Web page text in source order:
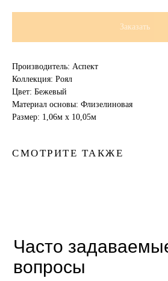
Заказать
Производитель: Аспект
Коллекция: Роял
Цвет: Бежевый
Материал основы: Флизелиновая
Размер: 1,06м х 10,05м
СМОТРИТЕ ТАКЖЕ
Часто
вопросы